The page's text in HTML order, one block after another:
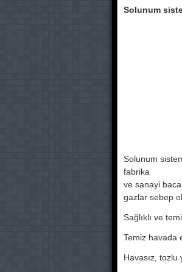
Solunum
Solunum
fabrika
ve sanayi
gazlar sebep
Sağlıklı ve
Temiz havada
Havasız, tozlu